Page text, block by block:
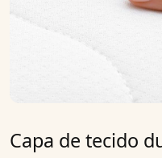
Capa de tecido